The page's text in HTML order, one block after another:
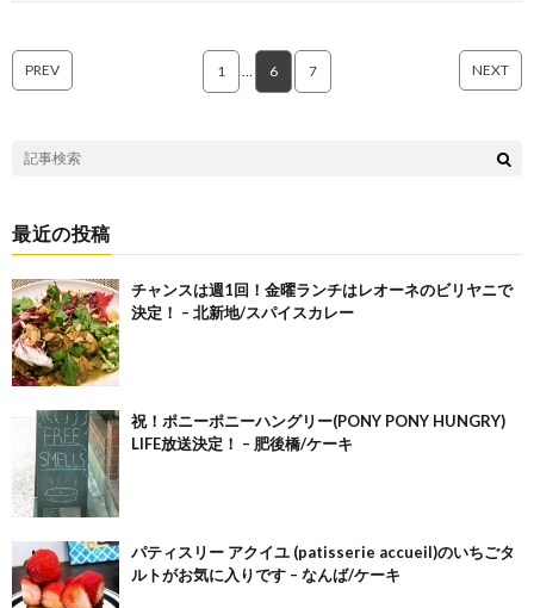
PREV 1 6 7 NEXT
最近の投稿
チャンスは週1回！金曜ランチはレオーネのビリヤニで
決定！ – 北新地/スパイスカレー
祝！ポニーポニーハングリー(PONY PONY HUNGRY)
LIFE放送決定！ – 肥後橋/ケーキ
パティスリー アクイユ (patisserie accueil)のいちごタ
ルトがお気に入りです – なんば/ケーキ